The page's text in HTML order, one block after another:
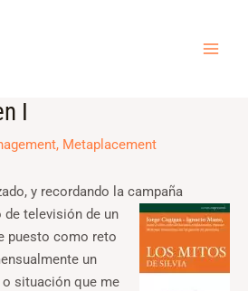
I
, Metaplacement
y recordando la campaña
de televisión de un
puesto como reto
un
situación que me